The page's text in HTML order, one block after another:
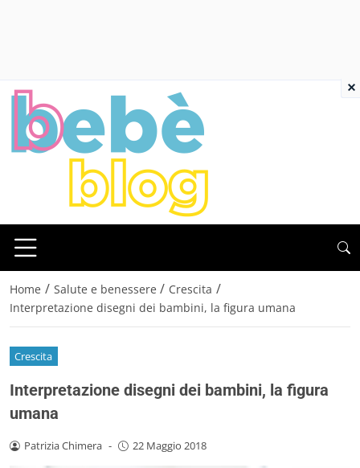
Home / Salute e benessere / Crescita /
Interpretazione disegni dei bambini, la figura umana
Crescita
Interpretazione disegni dei bambini, la figura
umana
Patrizia Chimera - 22 Maggio 2018
×